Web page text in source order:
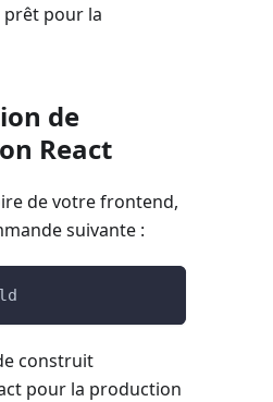
prêt pour la
de
React
de votre frontend,
suivante :
construit
pour la production